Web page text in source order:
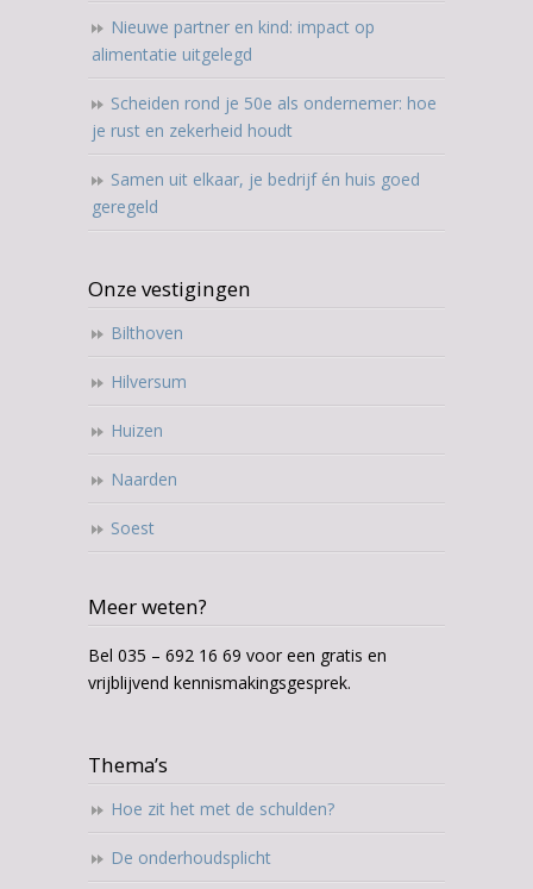
Nieuwe partner en kind: impact op
alimentatie uitgelegd
Scheiden rond je 50e als ondernemer: hoe
je rust en zekerheid houdt
Samen uit elkaar, je bedrijf én huis goed
geregeld
Onze vestigingen
Bilthoven
Hilversum
Huizen
Naarden
Soest
Meer weten?
Bel 035 – 692 16 69 voor een gratis en
vrijblijvend kennismakingsgesprek.
Thema’s
Hoe zit het met de schulden?
De onderhoudsplicht